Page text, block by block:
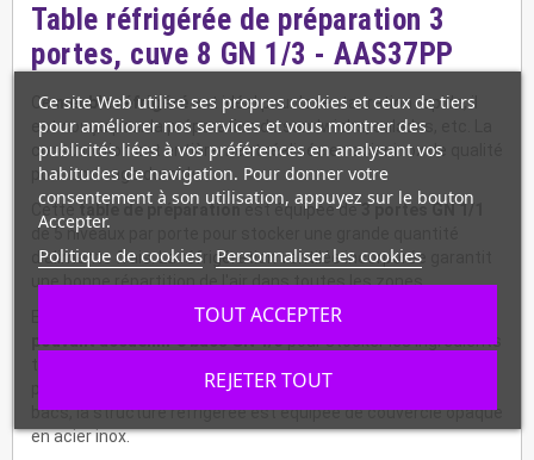
Table réfrigérée de préparation 3
portes, cuve 8 GN 1/3 - AAS37PP
Cemeuble réfrigéré est idéal pour la restauration rapide, il
est conçu pour la préparation de sandwichs, salades, etc. La
construction est entièrement réalisée en acier inox de qualité
pour un usage durable.
Cettetable de préparationest équipée de 3 portes GN 1/1
de 5 niveaux par porte pour stocker une grande quantité
d'aliments frais. La réfrigération ventilée incorporée garantit
une bonne répartition de l'air dans toutes les zones.
Elle est également dotée d'une structure intégrée au
pouvant accueillir 8 bacs GN 1/3pour stocker les ingrédients
parfaite et une conservation optimale des aliments dans les
bacs, la structure réfrigérée est équipée de couvercle opaque
en acier inox.
Ce site Web utilise ses propres cookies et ceux de tiers
pour améliorer nos services et vous montrer des
publicités liées à vos préférences en analysant vos
habitudes de navigation. Pour donner votre
consentement à son utilisation, appuyez sur le bouton
Accepter.
Politique de cookies Personnaliser les cookies
REJETER TOUT
TOUT ACCEPTER